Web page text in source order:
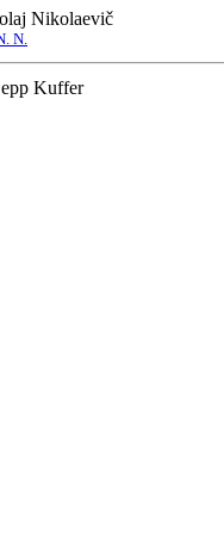
Nikolaevič
N.
Kuffer